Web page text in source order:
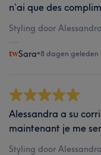
n’ai que des
Styling door Alessandra
Sara•8 dagen geleden
Alessandra a su
maintenant je me
Styling door Alessandra